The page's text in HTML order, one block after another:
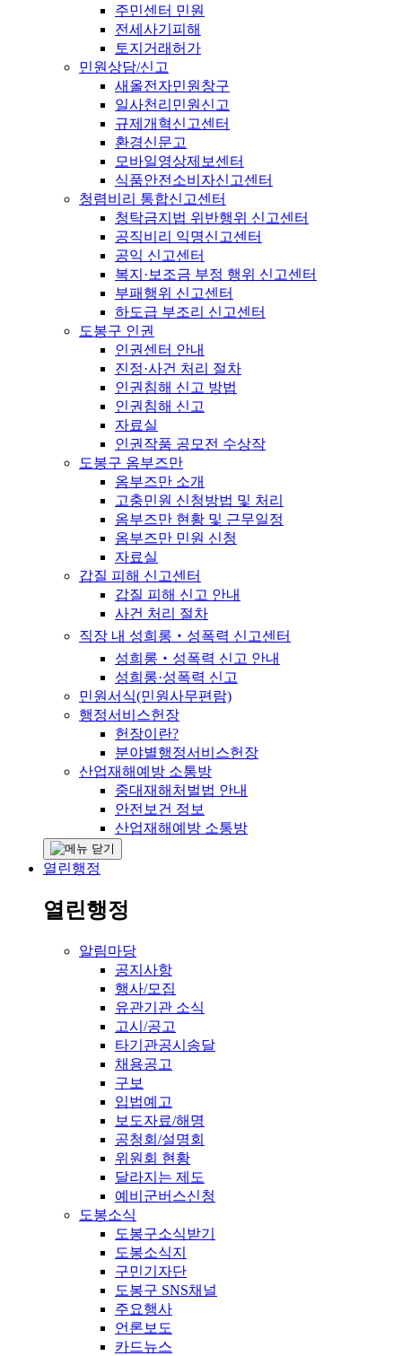
주민센터 민원
전세사기피해
토지거래허가
민원상담/신고
새올전자민원창구
일사천리민원신고
규제개혁신고센터
환경신문고
모바일영상제보센터
식품안전소비자신고센터
청렴비리 통합신고센터
청탁금지법 위반행위 신고센터
공직비리 익명신고센터
공익 신고센터
복지·보조금 부정 행위 신고센터
부패행위 신고센터
하도급 부조리 신고센터
도봉구 인권
인권센터 안내
진정·사건 처리 절차
인권침해 신고 방법
인권침해 신고
자료실
인권작품 공모전 수상작
도봉구 옴부즈만
옴부즈만 소개
고충민원 신청방법 및 처리
옴부즈만 현황 및 근무일정
옴부즈만 민원 신청
자료실
갑질 피해 신고센터
갑질 피해 신고 안내
사건 처리 절차
직장 내 성희롱‧성폭력 신고센터
성희롱‧성폭력 신고 안내
성희롱·성폭력 신고
민원서식(민원사무편람)
행정서비스헌장
헌장이란?
분야별행정서비스헌장
산업재해예방 소통방
중대재해처벌법 안내
안전보건 정보
산업재해예방 소통방
열린행정
열린행정
알림마당
공지사항
행사/모집
유관기관 소식
고시/공고
타기관공시송달
채용공고
구보
입법예고
보도자료/해명
공청회/설명회
위원회 현황
달라지는 제도
예비군버스신청
도봉소식
도봉구소식받기
도봉소식지
구민기자단
도봉구 SNS채널
주요행사
언론보도
카드뉴스